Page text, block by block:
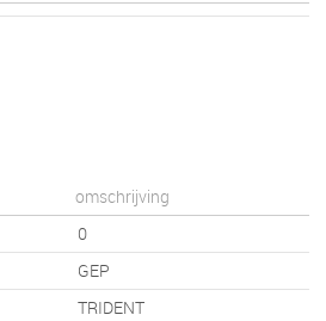
omschrijving
0
GEP
TRIDENT